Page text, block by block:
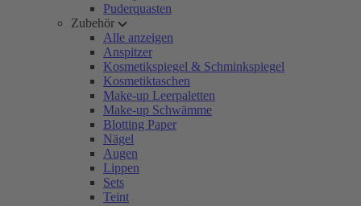
Puderquasten
Zubehör
Alle anzeigen
Anspitzer
Kosmetikspiegel & Schminkspiegel
Kosmetiktaschen
Make-up Leerpaletten
Make-up Schwämme
Blotting Paper
Nägel
Augen
Lippen
Sets
Teint